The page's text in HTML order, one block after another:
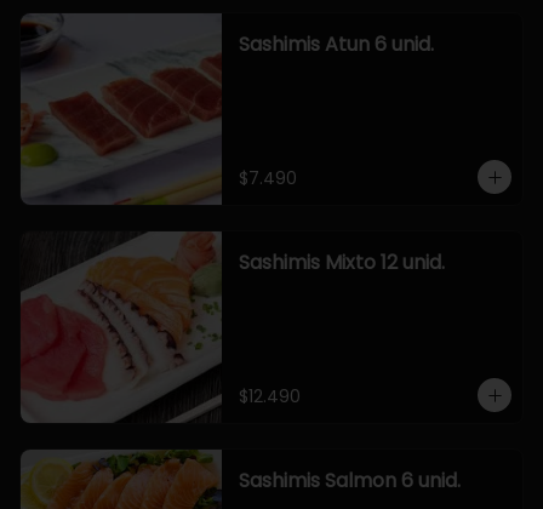
Sashimis Atun 6 unid.
$7.490
Sashimis Mixto 12 unid.
$12.490
Sashimis Salmon 6 unid.